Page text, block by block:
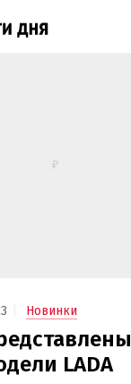
Новинки
LADA